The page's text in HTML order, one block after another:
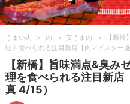
うまい肉 > 肉 > 安うま肉 >
【新
理を食べられる注目新店【肉マイスター厳
【新橋】旨味満点&臭み
理を食べられる注目新店
真 4/15）